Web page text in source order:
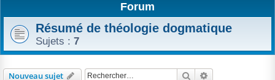
c
Forum
Résumé de théologie dogmatique
Sujets : 7
Nouveau sujet Rechercher